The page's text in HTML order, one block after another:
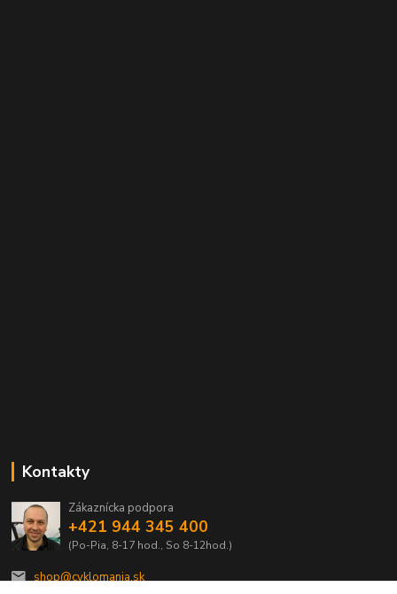
Kontakty
Zákaznícka podpora
+421 944 345 400
(Po-Pia, 8-17 hod., So 8-12hod.)
shop@cyklomania.sk